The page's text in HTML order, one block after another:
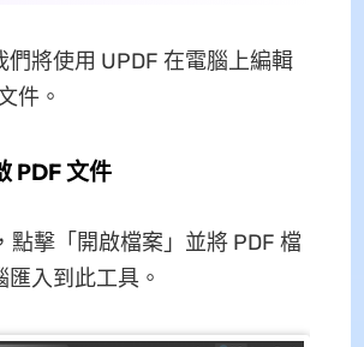
們將使用 UPDF 在電腦上編輯
件。
PDF 文件
點擊「開啟檔案」並將 PDF 檔
入到此工具。